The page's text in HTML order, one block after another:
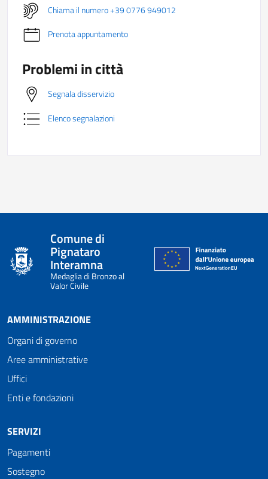
Chiama il numero +39 0776 949012
Prenota appuntamento
Problemi in città
Segnala disservizio
Elenco segnalazioni
Comune di
Pignataro
Interamna
Medaglia di Bronzo al
Valor Civile
AMMINISTRAZIONE
Organi di governo
Aree amministrative
Uffici
Enti e fondazioni
SERVIZI
Pagamenti
Sostegno